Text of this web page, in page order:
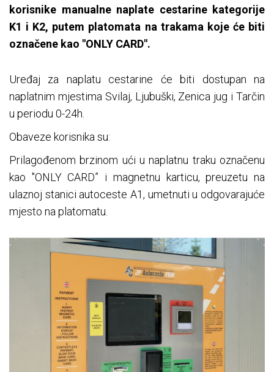
korisnike manualne naplate cestarine kategorije
K1 i K2, putem platomata na trakama koje će biti
označene kao "ONLY CARD".
Uređaj za naplatu cestarine će biti dostupan na
naplatnim mjestima Svilaj, Ljubuški, Zenica jug i Tarčin
u periodu 0-24h.
Obaveze korisnika su:
Prilagođenom brzinom ući u naplatnu traku označenu
kao "ONLY CARD” i magnetnu karticu, preuzetu na
ulaznoj stanici autoceste A1, umetnuti u odgovarajuće
mjesto na platomatu.